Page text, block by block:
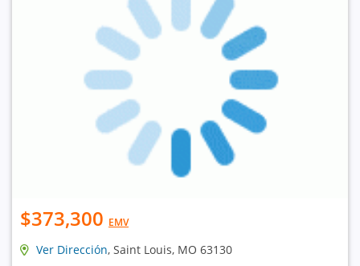
$373,300 EMV
Ver Dirección, Saint Louis, MO 63130